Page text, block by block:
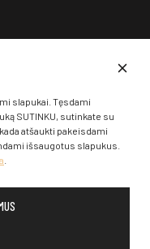
slapukai. Tęsdami
SUTINKU, sutinkate su
atšaukti pakeisdami
išsaugotus slapukus.